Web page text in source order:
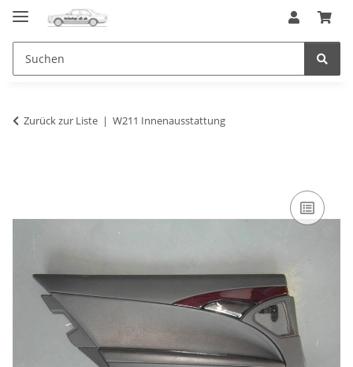
Zurück zur Liste W211 Innenausstattung